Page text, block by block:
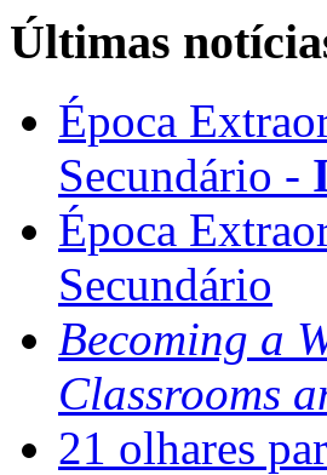
Últimas
Época
Secundário -
Época
Secundário
Becoming a
Classrooms
21 olhares